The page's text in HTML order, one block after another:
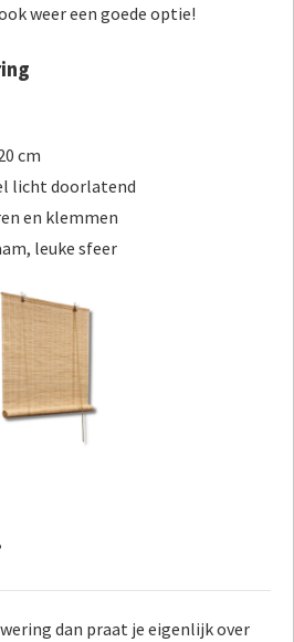
weer een goede optie!
cm
licht doorlatend
en klemmen
leuke sfeer
dan praat je eigenlijk over